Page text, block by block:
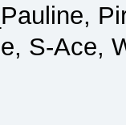
S-Ace,